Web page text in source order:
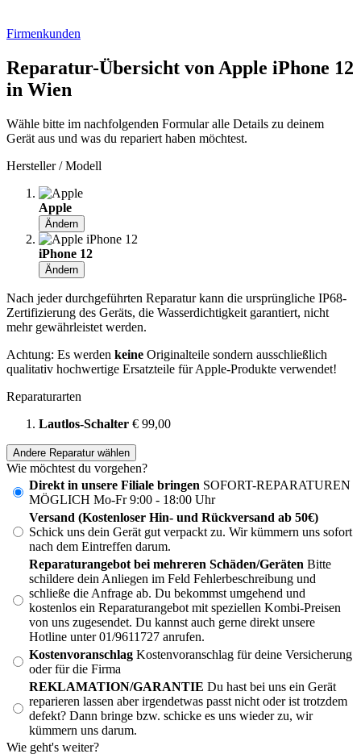
Firmenkunden
Reparatur-Übersicht von Apple iPhone 12
in Wien
Wähle bitte im nachfolgenden Formular alle Details zu deinem
Gerät aus und was du repariert haben möchtest.
Hersteller / Modell
Apple
Ändern
iPhone 12
Ändern
Nach jeder durchgeführten Reparatur kann die ursprüngliche IP68-
Zertifizierung des Geräts, die Wasserdichtigkeit garantiert, nicht
mehr gewährleistet werden.
Achtung: Es werden keine Originalteile sondern ausschließlich
qualitativ hochwertige Ersatzteile für Apple-Produkte verwendet!
Reparaturarten
Lautlos-Schalter € 99,00
Andere Reparatur wählen
Wie möchtest du vorgehen?
Direkt in unsere Filiale bringen SOFORT-REPARATUREN
MÖGLICH Mo-Fr 9:00 - 18:00 Uhr
Versand (Kostenloser Hin- und Rückversand ab 50€)
Schick uns dein Gerät gut verpackt zu. Wir kümmern uns sofort
nach dem Eintreffen darum.
Reparaturangebot bei mehreren Schäden/Geräten Bitte
schildere dein Anliegen im Feld Fehlerbeschreibung und
schließe die Anfrage ab. Du bekommst umgehend und
kostenlos ein Reparaturangebot mit speziellen Kombi-Preisen
von uns zugesendet. Du kannst auch gerne direkt unsere
Hotline unter 01/9611727 anrufen.
Kostenvoranschlag Kostenvoranschlag für deine Versicherung
oder für die Firma
REKLAMATION/GARANTIE Du hast bei uns ein Gerät
reparieren lassen aber irgendetwas passt nicht oder ist trotzdem
defekt? Dann bringe bzw. schicke es uns wieder zu, wir
kümmern uns darum.
Wie geht's weiter?